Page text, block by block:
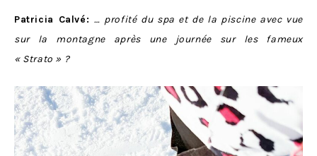
Patricia Calvé: … profité du spa et de la piscine avec vue
sur la montagne après une journée sur les fameux
« Strato » ?